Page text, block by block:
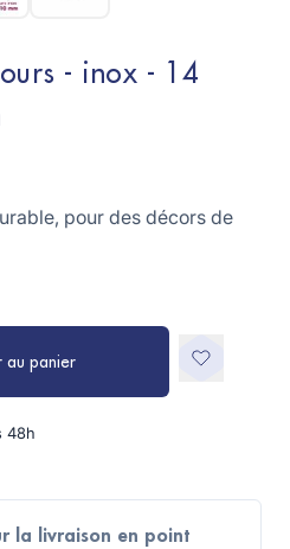
- inox - 14
pour des décors de
au panier
48h
la livraison en point